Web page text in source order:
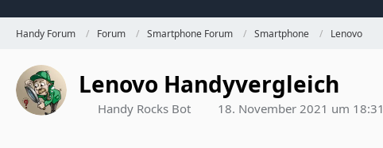
Handy Forum Forum Smartphone Forum Smartphone Lenovo
Lenovo Handyvergleich
Handy Rocks Bot 18. November 2021 um 18:31